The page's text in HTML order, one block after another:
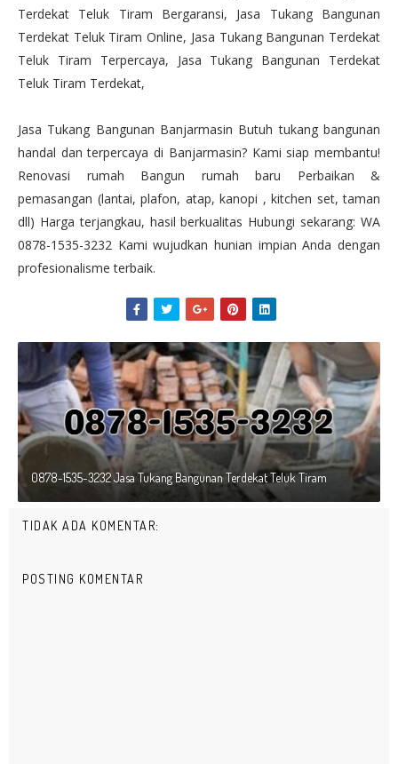
Terdekat Teluk Tiram Bergaransi, Jasa Tukang Bangunan
Terdekat Teluk Tiram Online, Jasa Tukang Bangunan Terdekat
Teluk Tiram Terpercaya, Jasa Tukang Bangunan Terdekat
Teluk Tiram Terdekat,
Jasa Tukang Bangunan Banjarmasin Butuh tukang bangunan
handal dan terpercaya di Banjarmasin? Kami siap membantu!
Renovasi rumah Bangun rumah baru Perbaikan &
pemasangan (lantai, plafon, atap, kanopi , kitchen set, taman
dll) Harga terjangkau, hasil berkualitas Hubungi sekarang: WA
0878-1535-3232 Kami wujudkan hunian impian Anda dengan
profesionalisme terbaik.
0878-1535-3232 Jasa Tukang Bangunan Terdekat Teluk Tiram
TIDAK ADA KOMENTAR:
POSTING KOMENTAR